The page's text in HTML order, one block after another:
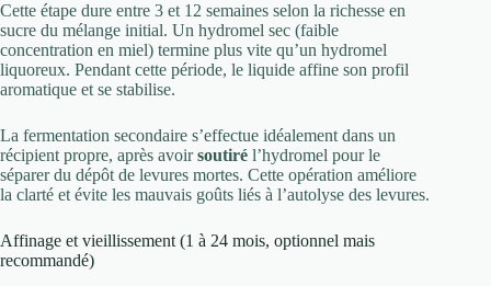
Cette étape dure entre 3 et 12 semaines selon la richesse en
sucre du mélange initial. Un hydromel sec (faible
concentration en miel) termine plus vite qu’un hydromel
liquoreux. Pendant cette période, le liquide affine son profil
aromatique et se stabilise.
La fermentation secondaire s’effectue idéalement dans un
récipient propre, après avoirsoutiré l’hydromel pour le
séparer du dépôt de levures mortes. Cette opération améliore
la clarté et évite les mauvais goûts liés à l’autolyse des levures.
Affinage et vieillissement (1 à 24 mois, optionnel mais
recommandé)